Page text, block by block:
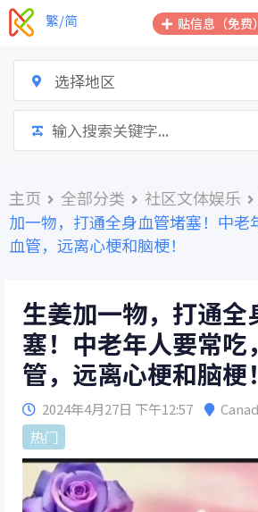
跳
到
贴信息（免费）
繁/简
选择地区
主页 全部分类 社区文体娱乐
加一物，打通全身血管堵塞！中老
血管，远离心梗和脑梗！
生姜加一物，打通全
塞！中老年人要常吃
管，远离心梗和脑梗！
2024年4月27日 下午12:57
热门